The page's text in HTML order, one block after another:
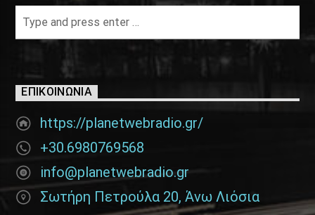
ΕΠΙΚΟΙΝΩΝΊΑ
https://planetwebradio.gr/
+30.6980769568
info@planetwebradio.gr
Σωτήρη Πετρούλα 20, Άνω Λιόσια